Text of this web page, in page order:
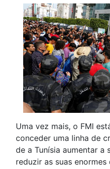
Uma vez mais, o FMI
conceder uma linha de
de a Tunísia aumentar a
reduzir as suas